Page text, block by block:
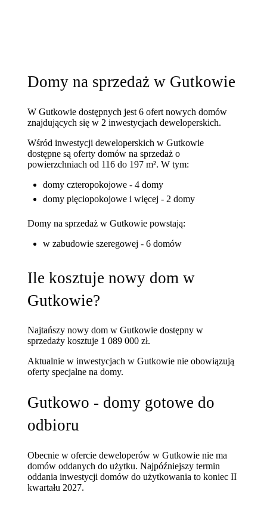
Domy na sprzedaż w Gutkowie
W Gutkowie dostępnych jest 6 ofert nowych domów
znajdujących się w 2 inwestycjach deweloperskich.
Wśród inwestycji deweloperskich w Gutkowie
dostępne są oferty domów na sprzedaż o
powierzchniach od 116 do 197 m². W tym:
domy czteropokojowe - 4 domy
domy pięciopokojowe i więcej - 2 domy
Domy na sprzedaż w Gutkowie powstają:
w zabudowie szeregowej - 6 domów
Ile kosztuje nowy dom w
Gutkowie?
Najtańszy nowy dom w Gutkowie dostępny w
sprzedaży kosztuje 1 089 000 zł.
Aktualnie w inwestycjach w Gutkowie nie obowiązują
oferty specjalne na domy.
Gutkowo - domy gotowe do
odbioru
Obecnie w ofercie deweloperów w Gutkowie nie ma
domów oddanych do użytku. Najpóźniejszy termin
oddania inwestycji domów do użytkowania to koniec II
kwartału 2027.